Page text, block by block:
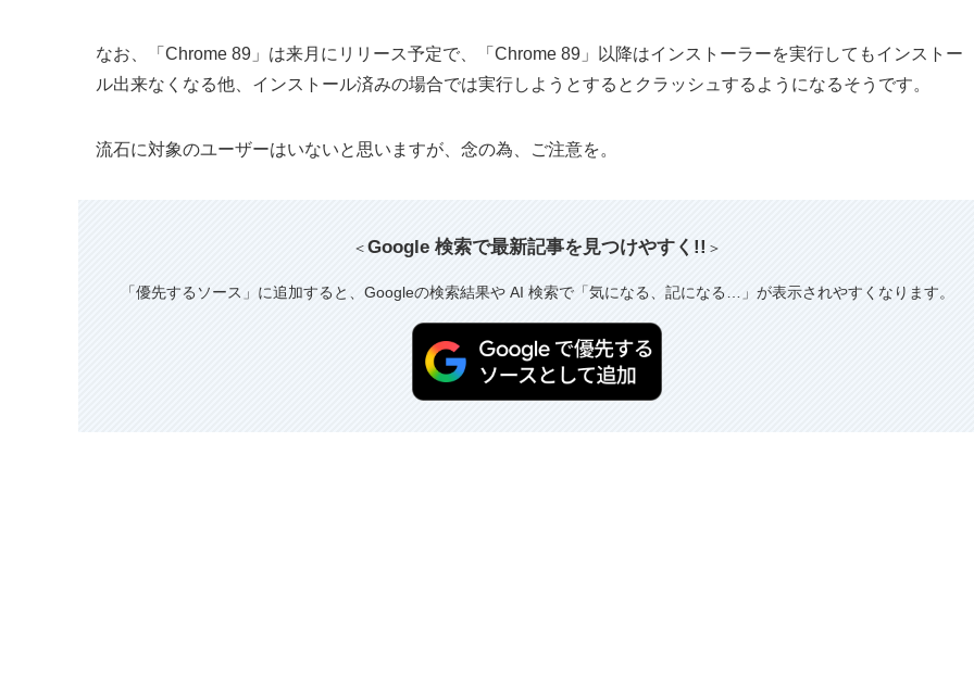
なお、「Chrome 89」は来月にリリース予定で、「Chrome 89」以降はインストーラーを実行してもインストー
ル出来なくなる他、インストール済みの場合では実行しようとするとクラッシュするようになるそうです。
流石に対象のユーザーはいないと思いますが、念の為、ご注意を。
＜Google 検索で最新記事を見つけやすく!! ＞
「優先するソース」に追加すると、Googleの検索結果や AI 検索で「気になる、記になる…」が表示されやすくなります。